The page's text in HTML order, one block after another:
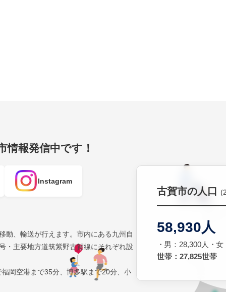
情報発信中です！
Instagram
動、輸送が行えます。市内にある九州自
・主要地方道筑紫野古賀線にそれぞれ設
岡空港まで35分、博多駅まで20分、小
古賀市の人口
58,930人
男：28,300人
女
世帯：27,825世帯